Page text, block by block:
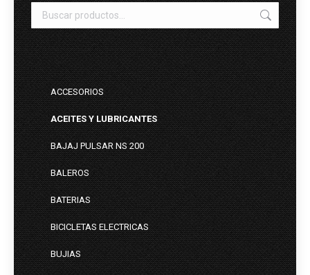
ACCESORIOS
ACEITES Y LUBRICANTES
BAJAJ PULSAR NS 200
BALEROS
BATERIAS
BICICLETAS ELECTRICAS
BUJIAS